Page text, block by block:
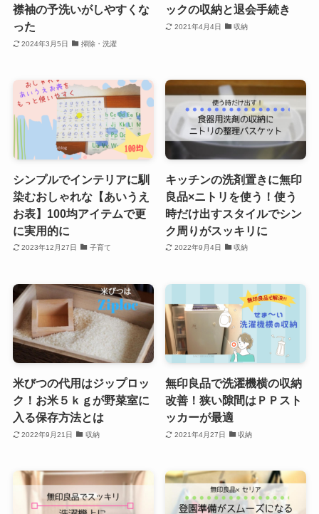
襟袖の予洗いがしやすくな
った
2024年3月5日 掃除・洗濯
ックの収納と退会手続き
2021年4月4日 収納
シンプルでインテリアに馴
染むおしゃれな【あいうえ
お表】100均アイテムで更
に実用的に
2023年12月27日 子育て
キッチンの洗剤置きに無印
良品×ニトリを使う！使う
時だけ出すスタイルでシン
ク周りがスッキリに
2022年9月4日 収納
米びつの代用はジップロッ
ク！お米５ｋｇが野菜室に
入る保存方法とは
2022年9月21日 収納
無印良品で洗濯機横の収納
改善！狭い隙間はＰＰスト
ッカーが最適
2021年4月27日 収納